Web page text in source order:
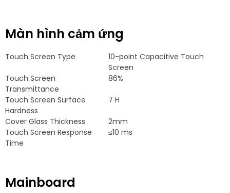
Màn hình cảm ứng
Touch Screen Type 10-point Capacitive Touch
Screen
Touch Screen
Transmittance
86%
Touch Screen Surface
Hardness
7 H
Cover Glass Thickness
2mm
Touch Screen Response
Time
≤10 ms
Mainboard